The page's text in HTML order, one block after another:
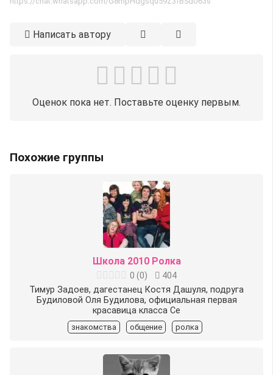
Написать автору
Оценок пока нет. Поставьте оценку первым.
Похожие группы
Школа 2010 Ролка
0 (0)
404
Тимур Задоев, дагестанец Костя Дашуля, подруга
Будиловой Оля Будилова, официальная первая
красавица класса Се
знакомства общение ролка